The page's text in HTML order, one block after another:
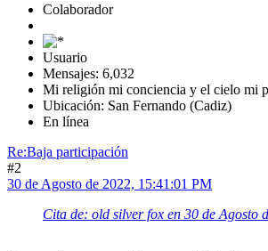
Colaborador
Usuario
Mensajes: 6,032
Mi religión mi conciencia y el cielo mi
Ubicación: San Fernando (Cadiz)
En línea
Re:Baja participación
#2
30 de Agosto de 2022, 15:41:01 PM
Cita de: old silver fox en 30 de Agosto